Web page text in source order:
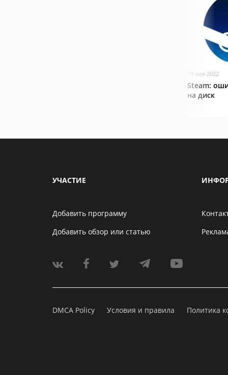
19 мая 2022
Steam:
на диск
УЧАСТИЕ
Добавить программу
Добавить обзор или статью
DMCA Policy Условия и правила
Политика